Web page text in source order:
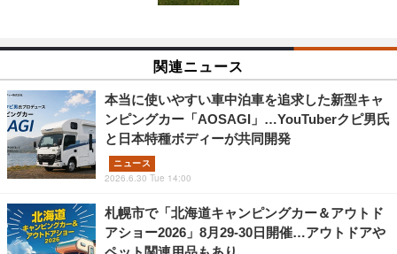
関連ニュース
本当に使いやすい車中泊車を追求した新型キャ
ンピングカー「AOSAGI」…YouTuberクピ男氏
と日本特種ボディーが共同開発
ニュース
2026.6.30 Tue 14:00
札幌市で「北海道キャンピングカー＆アウトド
アショー2026」8月29‐30日開催…アウトドアや